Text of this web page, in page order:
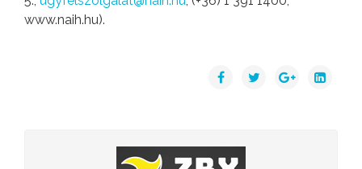
www.naih.hu).